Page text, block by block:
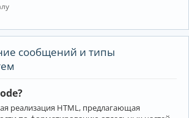
сообщений и типы
реализация HTML, предлагающая